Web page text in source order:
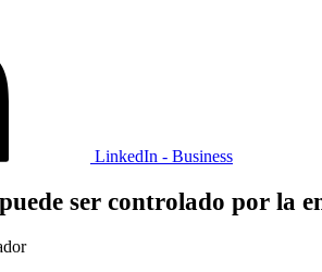
LinkedIn - Business
ser controlado por la